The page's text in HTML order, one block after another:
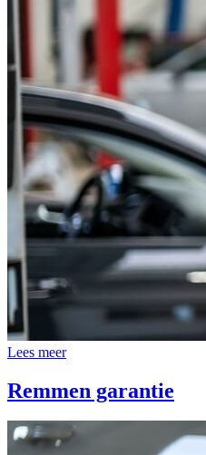
Lees meer
Remmen garantie